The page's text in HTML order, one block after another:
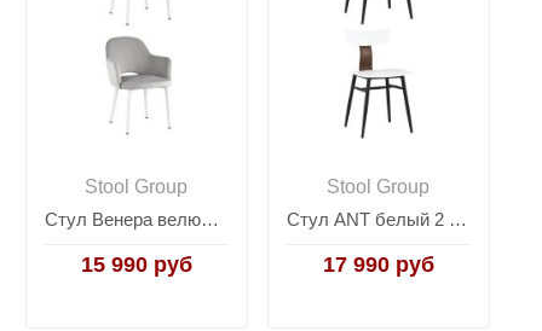
Stool Group
Стул Венера велюр серебристый ножки белые 2 шт
15 990 руб
Stool Group
Стул ANT белый 2 шт.
17 990 руб